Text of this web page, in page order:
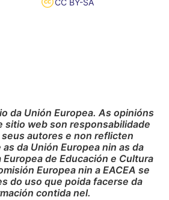
CC BY-SA
da Unión Europea. As opinións
sitio web son responsabilidade
autores e non reflicten
da Unión Europea nin as da
de Educación e Cultura
Europea nin a EACEA se
do uso que poida facerse da
contida nel.